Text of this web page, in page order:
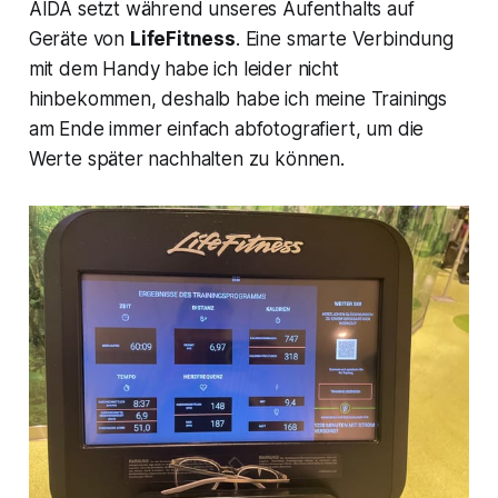
AIDA setzt während unseres Aufenthalts auf
Geräte von LifeFitness. Eine smarte Verbindung
mit dem Handy habe ich leider nicht
hinbekommen, deshalb habe ich meine Trainings
am Ende immer einfach abfotografiert, um die
Werte später nachhalten zu können.